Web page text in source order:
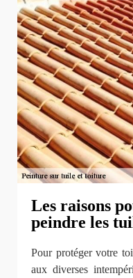
Les raisons
peindre les
Pour protéger votre
aux diverses